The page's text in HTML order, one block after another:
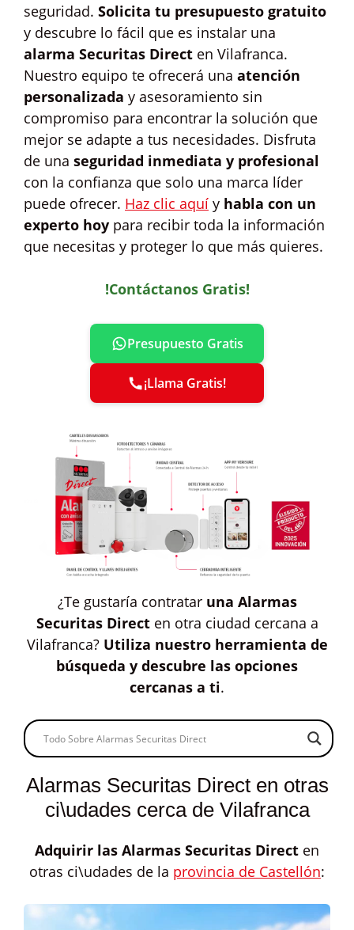
seguridad. Solicita tu presupuesto gratuito
y descubre lo fácil que es instalar una
alarma Securitas Direct en Vilafranca.
Nuestro equipo te ofrecerá una atención
personalizada y asesoramiento sin
compromiso para encontrar la solución que
mejor se adapte a tus necesidades. Disfruta
de una seguridad inmediata y profesional
con la confianza que solo una marca líder
puede ofrecer. Haz clic aquí y habla con un
experto hoy para recibir toda la información
que necesitas y proteger lo que más quieres.
!Contáctanos Gratis!
Presupuesto Gratis
¡Llama Gratis!
¿Te gustaría contratar una Alarmas
Securitas Directen otra ciudad cercana a
Vilafranca? Utiliza nuestro herramienta de
búsqueda y descubre las opciones
cercanas a ti.
Alarmas Securitas Direct en otras
ci\udades cerca de Vilafranca
Adquirir las Alarmas Securitas Direct en
otras ci\udades de la provincia de Castellón: